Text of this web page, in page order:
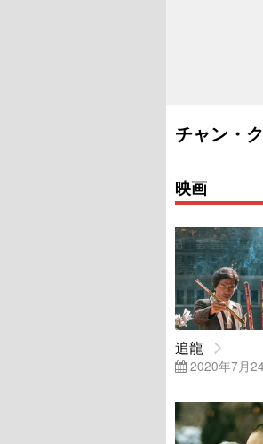
チャン・
映画
追龍
2020年7月